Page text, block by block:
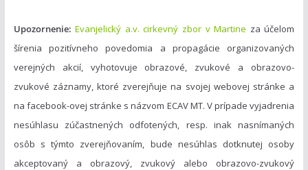
Upozornenie: Evanjelický a.v. cirkevný zbor v Martine za účelom
šírenia pozitívneho povedomia a propagácie organizovaných
verejných akcií, vyhotovuje obrazové, zvukové a obrazovo-
zvukové záznamy, ktoré zverejňuje na svojej webovej stránke a
na facebook-ovej stránke s názvom ECAV MT. V prípade vyjadrenia
nesúhlasu zúčastnených odfotených, resp. inak nasnímaných
osôb s týmto zverejňovaním, bude nesúhlas dotknutej osoby
akceptovaný a obrazový, zvukový alebo obrazovo-zvukový